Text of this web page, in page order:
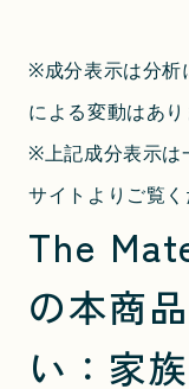
※成分表示は分析
による変動はあり
※上記成分表示は
サイトよりご覧く
The
の本商
い：家